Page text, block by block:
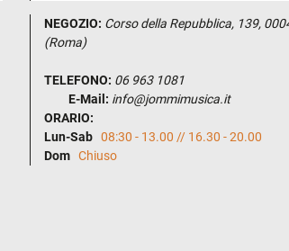
NEGOZIO: Corso della Repubblica, 139,
(Roma)
TELEFONO: 06 963 1081
E-Mail: info@jommimusica.it
ORARIO:
Lun-Sab 08:30 - 13.00 // 16.30 - 20.00
DomChiuso